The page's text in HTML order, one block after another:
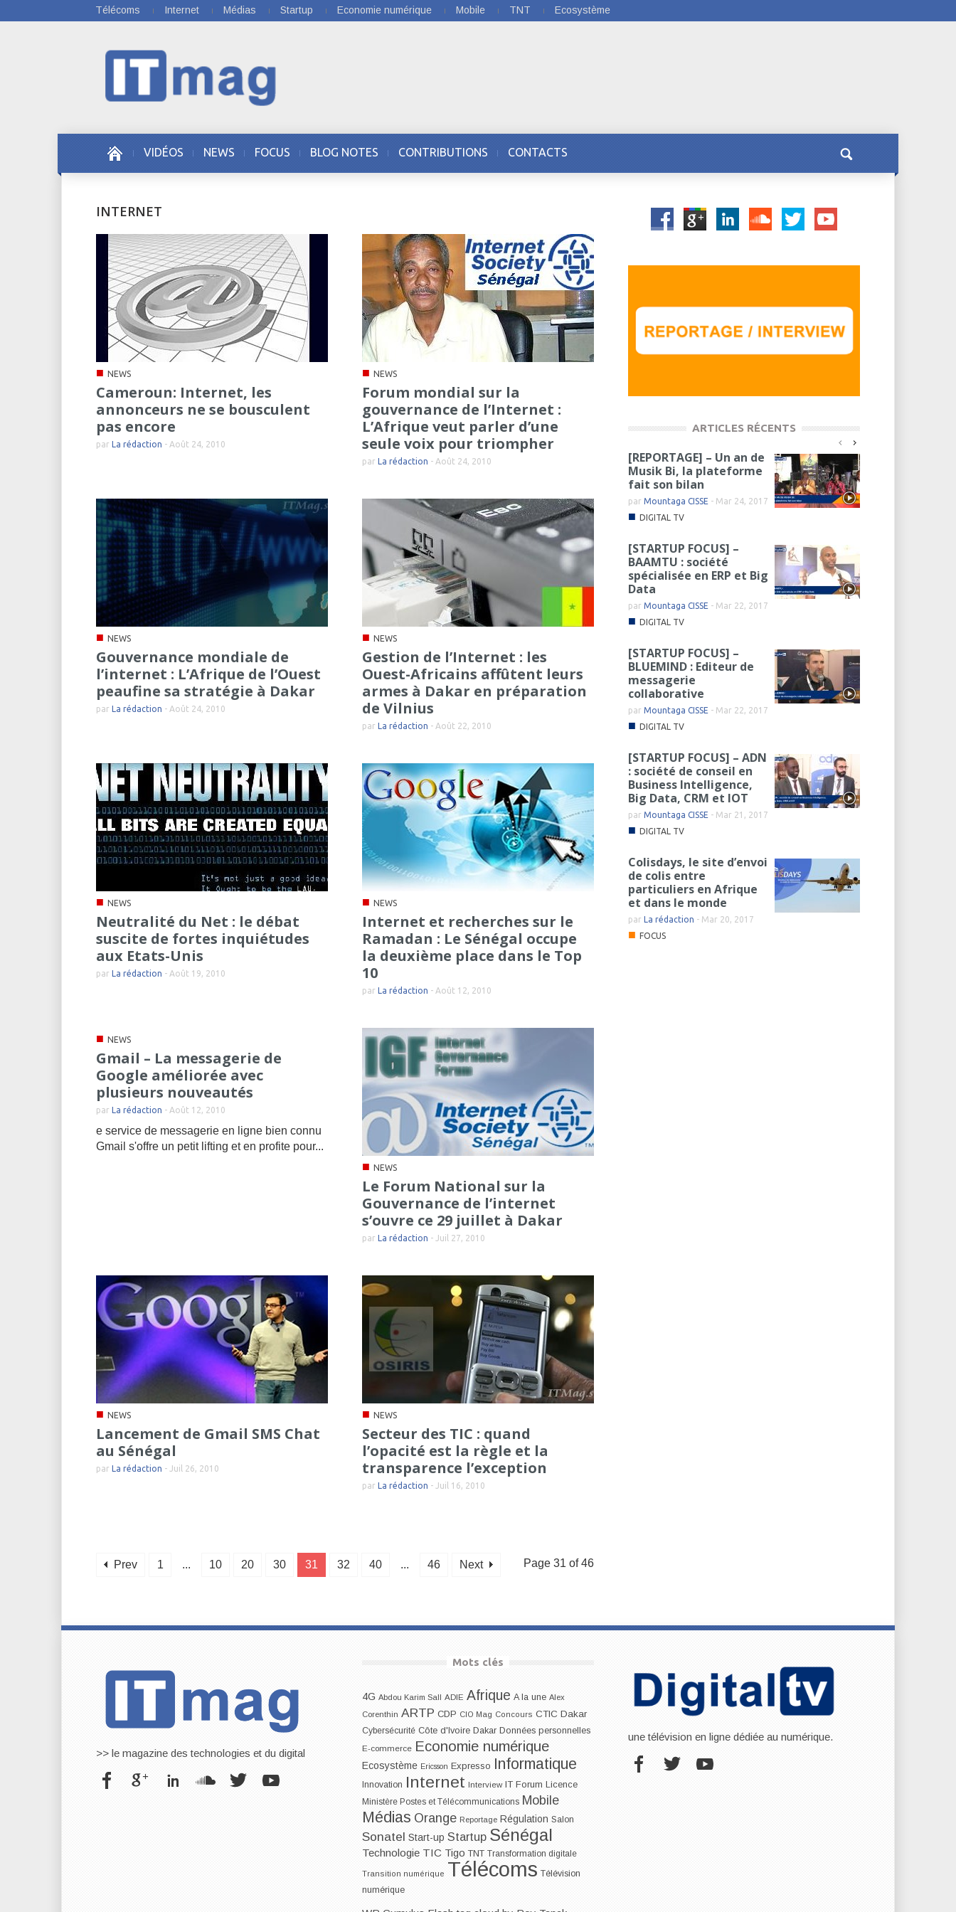
Télécoms Internet Médias Startup Economie numérique Mobile TNT Ecosystème
VIDÉOS NEWS FOCUS BLOG NOTES CONTRIBUTIONS CONTACTS
INTERNET
■ NEWS
Cameroun: Internet, les
annonceurs ne se bousculent
pas encore
par La rédaction - Août 24, 2010
■ NEWS
Forum mondial sur la
gouvernance de l’Internet :
L’Afrique veut parler d’une
seule voix pour triompher
par La rédaction - Août 24, 2010
■ NEWS
Gouvernance mondiale de
l’internet : L’Afrique de l’Ouest
peaufine sa stratégie à Dakar
par La rédaction - Août 24, 2010
■ NEWS
Gestion de l’Internet : les
Ouest-Africains affûtent leurs
armes à Dakar en préparation
de Vilnius
par La rédaction - Août 22, 2010
■ NEWS
Neutralité du Net : le débat
suscite de fortes inquiétudes
aux Etats-Unis
par La rédaction - Août 19, 2010
■ NEWS
Internet et recherches sur le
Ramadan : Le Sénégal occupe
la deuxième place dans le Top
10
par La rédaction - Août 12, 2010
■ NEWS
Gmail – La messagerie de
Google améliorée avec
plusieurs nouveautés
par La rédaction - Août 12, 2010
e service de messagerie en ligne bien connu
Gmail s'offre un petit lifting et en profite pour...
■ NEWS
Le Forum National sur la
Gouvernance de l’internet
s’ouvre ce 29 juillet à Dakar
par La rédaction - Juil 27, 2010
■ NEWS
Lancement de Gmail SMS Chat
au Sénégal
par La rédaction - Juil 26, 2010
■ NEWS
Secteur des TIC : quand
l’opacité est la règle et la
transparence l’exception
par La rédaction - Juil 16, 2010
Prev 1 ... 10 20 30 31 32 40 ... 46 Next Page 31 of 46
ARTICLES RÉCENTS
[REPORTAGE] – Un an de
Musik Bi, la plateforme
fait son bilan
parMountaga CISSE - Mar 24, 2017
■ DIGITAL TV
[STARTUP FOCUS] –
BAAMTU : société
spécialisée en ERP et Big
Data
parMountaga CISSE - Mar 22, 2017
■ DIGITAL TV
[STARTUP FOCUS] –
BLUEMIND : Editeur de
messagerie
collaborative
parMountaga CISSE - Mar 22, 2017
■ DIGITAL TV
[STARTUP FOCUS] – ADN
: société de conseil en
Business Intelligence,
Big Data, CRM et IOT
parMountaga CISSE - Mar 21, 2017
■ DIGITAL TV
Colisdays, le site d’envoi
de colis entre
particuliers en Afrique
et dans le monde
parLa rédaction - Mar 20, 2017
■ FOCUS
>> le magazine des technologies et du digital
Mots clés
4G Abdou Karim Sall ADIE Afrique A la une Alex
Corenthin ARTP CDP CIO Mag Concours CTIC Dakar
Cybersécurité Côte d'Ivoire Dakar Données personnelles
E-commerce Economie numérique
Ecosystème Ericsson Expresso Informatique
Innovation Internet Interview IT Forum Licence
Ministère Postes et Télécommunications Mobile
Médias Orange Reportage Régulation Salon
Sonatel Start-up Startup Sénégal
Technologie TIC Tigo TNT Transformation digitale
Transition numérique Télécoms Télévision
numérique
une télévision en ligne dédiée au numérique.